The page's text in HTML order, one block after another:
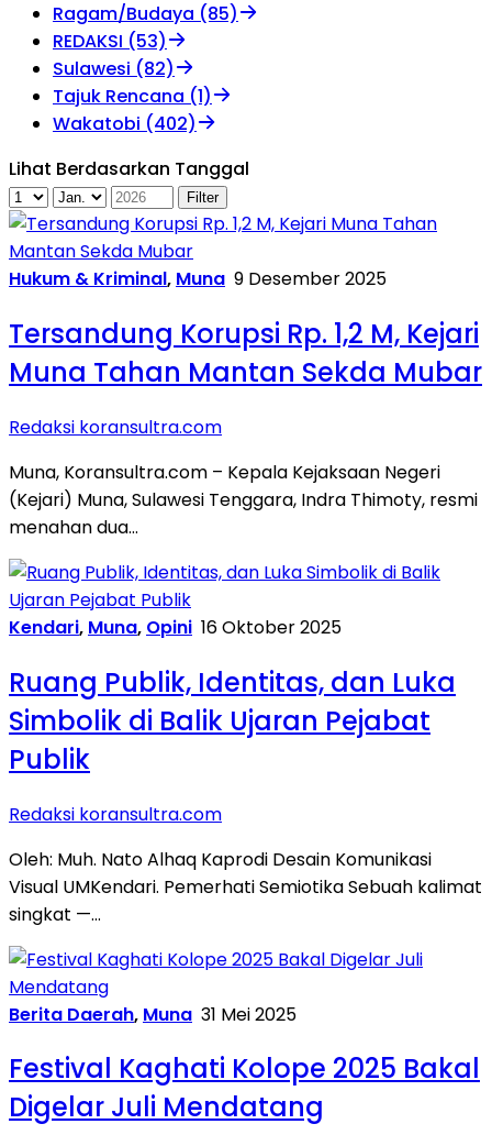
Ragam/Budaya (85)
REDAKSI (53)
Sulawesi (82)
Tajuk Rencana (1)
Wakatobi (402)
Lihat Berdasarkan Tanggal
Hukum & Kriminal, Muna 9 Desember 2025
Tersandung Korupsi Rp. 1,2 M, Kejari
Muna Tahan Mantan Sekda Mubar
Redaksi koransultra.com
Muna, Koransultra.com – Kepala Kejaksaan Negeri
(Kejari) Muna, Sulawesi Tenggara, Indra Thimoty, resmi
menahan dua…
Kendari, Muna, Opini 16 Oktober 2025
Ruang Publik, Identitas, dan Luka
Simbolik di Balik Ujaran Pejabat
Publik
Redaksi koransultra.com
Oleh: Muh. Nato Alhaq Kaprodi Desain Komunikasi
Visual UMKendari. Pemerhati Semiotika Sebuah kalimat
singkat —…
Berita Daerah, Muna 31 Mei 2025
Festival Kaghati Kolope 2025 Bakal
Digelar Juli Mendatang